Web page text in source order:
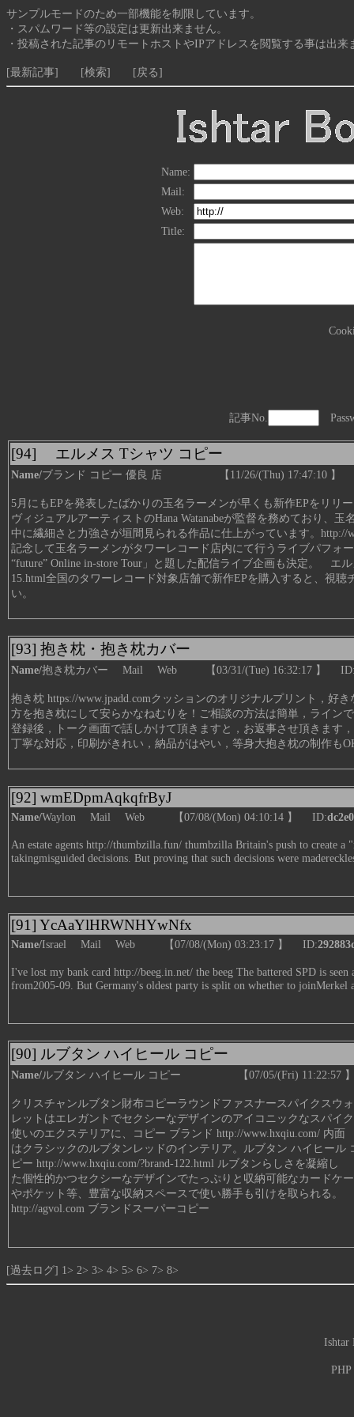
サンプルモードのため一部機能を制限しています。
・スパムワード等の設定は更新出来ません。
・投稿された記事のリモートホストやIPアドレスを閲覧する事は出来
[最新記事] [検索] [戻る]
Name:
Mail:
Web:
Title:
記事No.
[94] エルメス Tシャツ コピー
Name/ブランド コピー 優良 店 【11/26/(Thu) 17:47:10 】
5月にもEPを発表したばかりの玉名ラーメンが早くも新作EPをリリ
ヴィジュアルアーティストのHana Watanabeが監督を務めており、
中に繊細さと力強さが垣間見られる作品に仕上がっています。 http://
記念して玉名ラーメンがタワーレコード店内にて行うライブパフォ
“future” Online in-store Tour」と題した配信ライブ企画も決定。 エ
15.html全国のタワーレコード対象店舗で新作EPを購入すると、視
い。
[93] 抱き枕・抱き枕カバー
Name/抱き枕カバー Mail Web 【03/31/(Tue) 16:32:17 】
抱き枕 https://www.jpadd.comクッションのオリジナルプリント，好き
方を抱き枕にして安らかなねむりを！ご相談の方法は簡単，ライン
登録後，トーク画面で話しかけて頂きますと，お返事させ頂きます
丁寧な対応，印刷がきれい，納品がはやい，等身大抱き枕の制作も
[92] wmEDpmAqkqfrByJ
Name/Waylon Mail Web 【07/08/(Mon) 04:10:14 】 ID:
An estate agents http://thumbzilla.fun/ thumbzilla Britain's push to create a
takingmisguided decisions. But proving that such decisions were
[91] YcAaYlHRWNHYwNfx
Name/Israel Mail Web 【07/08/(Mon) 03:23:17 】 ID:
I've lost my bank card http://beeg.in.net/ the beeg The battered SPD is
from2005-09. But Germany's oldest party is split on whether to joinMerkel
[90] ルブタン ハイヒール コピー
Name/ルブタン ハイヒール コピー 【07/05/(Fri) 11:22:57
クリスチャンルブタン財布コピーラウンドファスナースパイクスウォ
レットはエレガントでセクシーなデザインのアイコニックなスパイ
使いのエクステリアに、コピー ブランド http://www.hxqiu.com/ 内面
はクラシックのルブタンレッドのインテリア。ルブタン ハイヒール
ピー http://www.hxqiu.com/?brand-122.html ルブタンらしさを凝縮し
た個性的かつセクシーなデザインでたっぷりと収納可能なカードケ
やポケット等、豊富な収納スペースで使い勝手も引けを取られる。
http://agvol.com ブランドスーパーコピー
[過去ログ] 1> 2> 3> 4> 5> 6> 7> 8>
Ishtar